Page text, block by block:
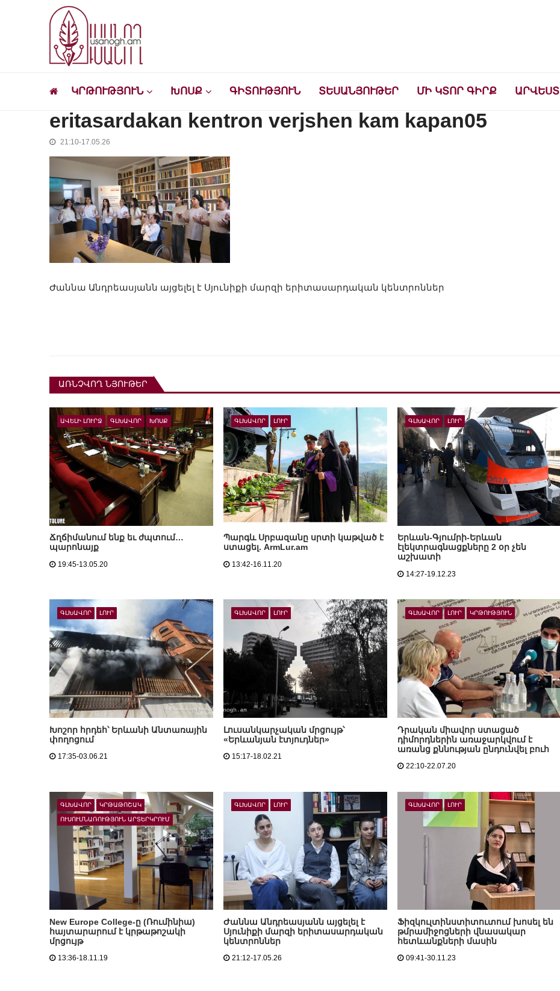
ԿՐԹՈՒԹՅՈՒՆ ԽՈՍՔ ԳԻՏՈՒԹՅՈՒՆ ՏԵՍԱՆՅՈՒԹԵՐ ՄԻ ԿՏՈՐ ԳԻՐՔ ԱՐՎԵՍՏ
eritasardakan kentron verjshen kam kapan05
21:10-17.05.26
Ժաննա Անդրեասյանն այցելել է Սյունիքի մարզի երիտասարդական կենտրոններ
ԱՌՆՉՎՈՂ ՆՅՈՒԹԵՐ
ԱՎԵԼԻ ԼՈՒՐՋ ԳԼԽԱՎՈՐ ԽՈՍՔ
Ճղճիմանում ենք եւ ժպտում…
պարոնայք
19:45-13.05.20
ԳԼԽԱՎՈՐ ԼՈՒՐ
Պարգև Սրբազանը սրտի կաթված է
ստացել. ArmLur.am
13:42-16.11.20
ԳԼԽԱՎՈՐ ԼՈՒՐ
Երևան-Գյումրի-Երևան
էլեկտրագնացքները 2 օր չեն
աշխատի
14:27-19.12.23
ԳԼԽԱՎՈՐ ԼՈՒՐ
Խոշոր հրդեհ՝ Երևանի Անտառային
փողոցում
17:35-03.06.21
ԳԼԽԱՎՈՐ ԼՈՒՐ
Լուսանկարչական մրցույթ՝
«Երևանյան էտյուդներ»
15:17-18.02.21
ԳԼԽԱՎՈՐ ԼՈՒՐ ԿՐԹՈՒԹՅՈՒՆ
Դրական միավոր ստացած
դիմորդներին առաջարկվում է
առանց քննության ընդունվել բուհ
22:10-22.07.20
ԳԼԽԱՎՈՐ ԿՐԹԱԹՈՇԱԿ
ՈՒՍՈՒՄՆԱՌՈՒԹՅՈՒՆ ԱՐՏԵՐԿՐՈՒՄ
New Europe College-ը (Ռումինիա)
հայտարարում է կրթաթոշակի
մրցույթ
13:36-18.11.19
ԳԼԽԱՎՈՐ ԼՈՒՐ
Ժաննա Անդրեասյանն այցելել է
Սյունիքի մարզի երիտասարդական
կենտրոններ
21:12-17.05.26
ԳԼԽԱՎՈՐ ԼՈՒՐ
Ֆիզկուլտինստիտուտում խոսել են
թմրամիջոցների վնասակար
հետևանքների մասին
09:41-30.11.23